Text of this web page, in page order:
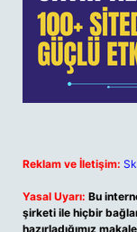
Reklam ve İletişim:
Yasal Uyarı: Bu
şirketi ile hiçbir
hazırladığımız